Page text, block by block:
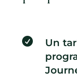

Un